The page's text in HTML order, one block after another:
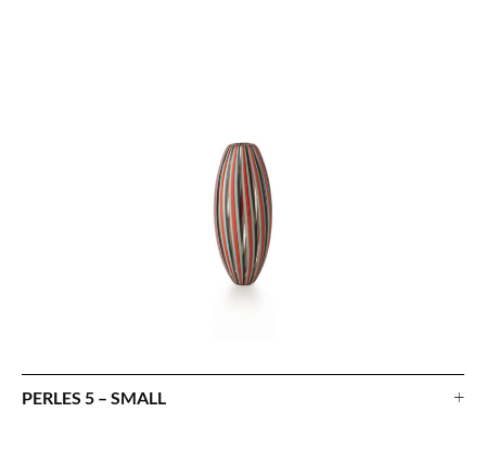
PERLES 5 – SMALL +